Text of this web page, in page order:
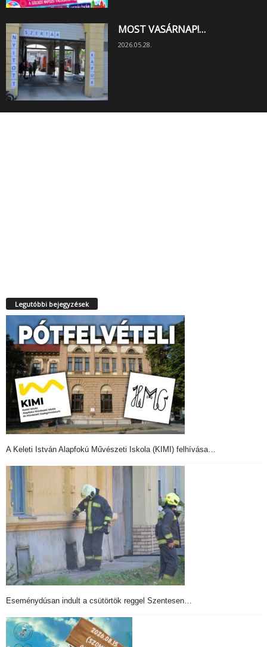
MOST VASÁRNAP!…
2026.05.28.
Legutóbbi bejegyzések
A Keleti István Alapfokú Művészeti Iskola (KIMI) felhívása…
Eseménydúsan indult a csütörtök reggel Szentesen…